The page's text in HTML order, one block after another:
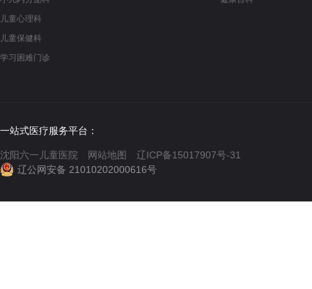
儿童心理科
儿童保健科
学习困难门诊
一站式医疗服务平台：
沈阳六一儿童医院 网站地图
辽ICP备15017907号-31
辽公网安备 21010202000616号